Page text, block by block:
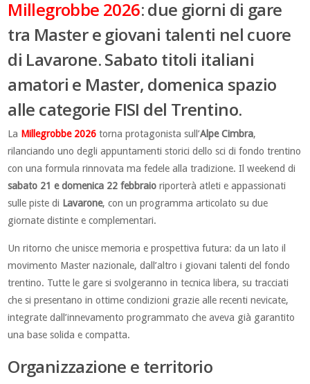
Millegrobbe 2026: due giorni di gare
tra Master e giovani talenti nel cuore
di Lavarone. Sabato titoli italiani
amatori e Master, domenica spazio
alle categorie FISI del Trentino.
La Millegrobbe 2026 torna protagonista sull’Alpe Cimbra,
rilanciando uno degli appuntamenti storici dello sci di fondo trentino
con una formula rinnovata ma fedele alla tradizione. Il weekend di
sabato 21 e domenica 22 febbraio riporterà atleti e appassionati
sulle piste di Lavarone, con un programma articolato su due
giornate distinte e complementari.
Un ritorno che unisce memoria e prospettiva futura: da un lato il
movimento Master nazionale, dall’altro i giovani talenti del fondo
trentino. Tutte le gare si svolgeranno in tecnica libera, su tracciati
che si presentano in ottime condizioni grazie alle recenti nevicate,
integrate dall’innevamento programmato che aveva già garantito
una base solida e compatta.
Organizzazione e territorio